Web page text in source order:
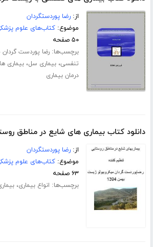
از:رضا پوردستگردان
موضوع:کتاب‌های علوم
۵۰ صفحه
برچسب‌ها:رضا پوردست
تنفسی،بیماری سل،بیماری
درمان بیماری
دانلود کتاب بیماری های شایع در مناطق
از:رضا پوردستگردان
موضوع:کتاب‌های علوم
۶۳ صفحه
برچسب‌ها: انواع بیماری،